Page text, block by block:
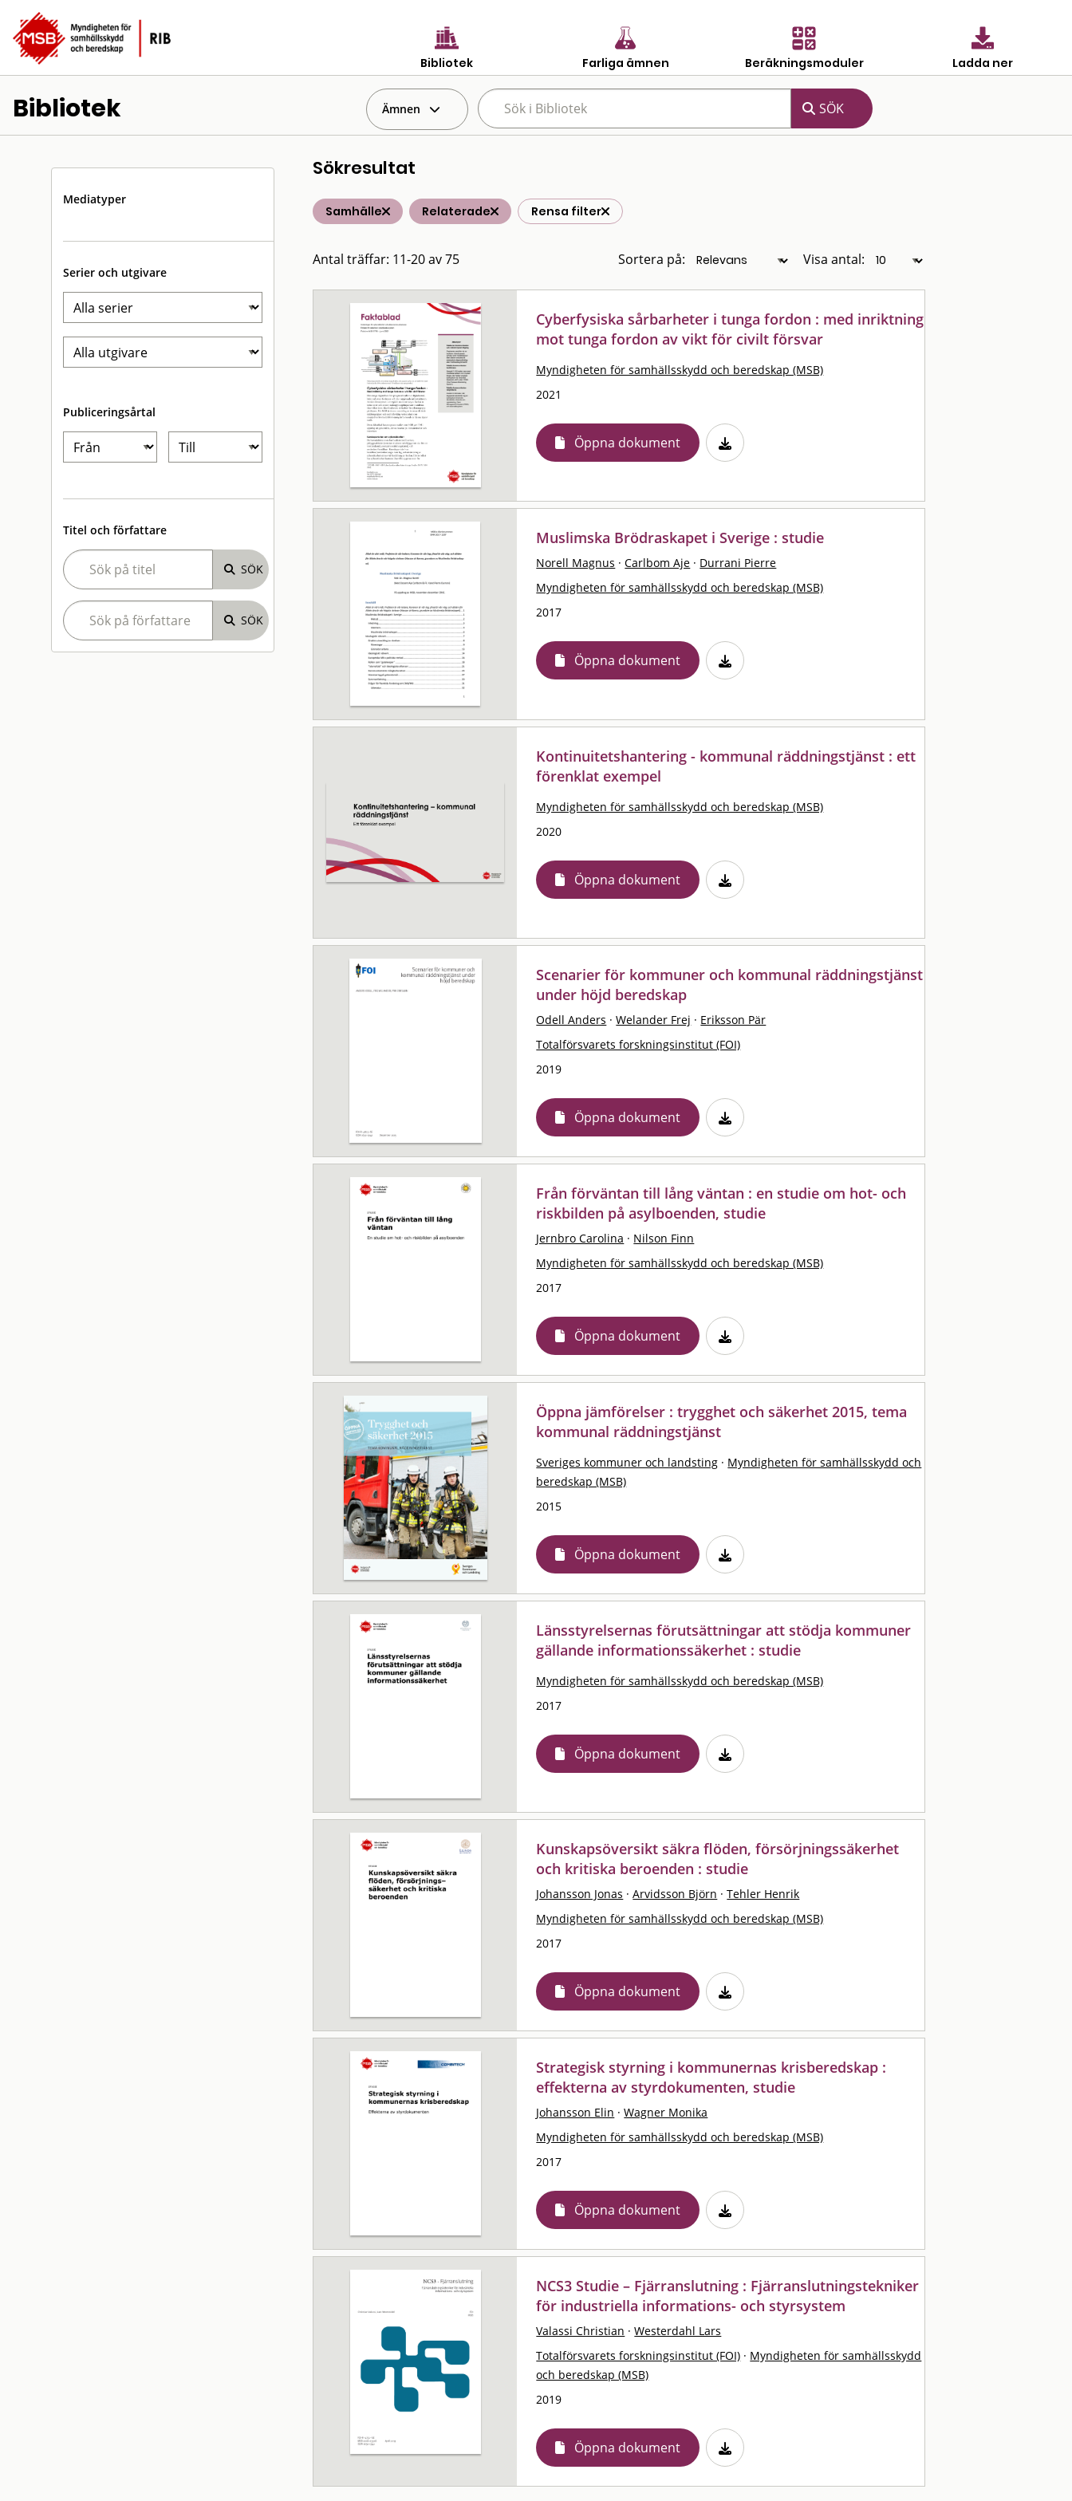
Bibliotek Farliga ämnen Beräkningsmoduler Ladda ner
Bibliotek Ämnen
Mediatyper
Serier och utgivare
Publiceringsårtal
Titel och författare
Sökresultat
Samhälle Relaterade Rensa filter
Antal träffar: 11-20 av 75 Sortera på: Visa antal:
Cyberfysiska sårbarheter i tunga fordon : med inriktning
mot tunga fordon av vikt för civilt försvar
Myndigheten för samhällsskydd och beredskap (MSB)
2021
Öppna dokument
Muslimska Brödraskapet i Sverige : studie
Norell Magnus · Carlbom Aje · Durrani Pierre
Myndigheten för samhällsskydd och beredskap (MSB)
2017
Öppna dokument
Kontinuitetshantering - kommunal räddningstjänst : ett
förenklat exempel
Myndigheten för samhällsskydd och beredskap (MSB)
2020
Öppna dokument
Scenarier för kommuner och kommunal räddningstjänst
under höjd beredskap
Odell Anders · Welander Frej · Eriksson Pär
Totalförsvarets forskningsinstitut (FOI)
2019
Öppna dokument
Från förväntan till lång väntan : en studie om hot- och
riskbilden på asylboenden, studie
Jernbro Carolina · Nilson Finn
Myndigheten för samhällsskydd och beredskap (MSB)
2017
Öppna dokument
Öppna jämförelser : trygghet och säkerhet 2015, tema
kommunal räddningstjänst
Sveriges kommuner och landsting · Myndigheten för samhällsskydd och
beredskap (MSB)
2015
Öppna dokument
Länsstyrelsernas förutsättningar att stödja kommuner
gällande informationssäkerhet : studie
Myndigheten för samhällsskydd och beredskap (MSB)
2017
Öppna dokument
Kunskapsöversikt säkra flöden, försörjningssäkerhet
och kritiska beroenden : studie
Johansson Jonas · Arvidsson Björn · Tehler Henrik
Myndigheten för samhällsskydd och beredskap (MSB)
2017
Öppna dokument
Strategisk styrning i kommunernas krisberedskap :
effekterna av styrdokumenten, studie
Johansson Elin · Wagner Monika
Myndigheten för samhällsskydd och beredskap (MSB)
2017
Öppna dokument
NCS3 Studie – Fjärranslutning : Fjärranslutningstekniker
för industriella informations- och styrsystem
Valassi Christian · Westerdahl Lars
Totalförsvarets forskningsinstitut (FOI) · Myndigheten för samhällsskydd
och beredskap (MSB)
2019
Öppna dokument